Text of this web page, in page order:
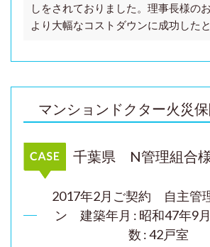
しをされておりました。理事長様の
より大幅なコストダウンに成功したと
マンションドクター火災
千葉県 N管理組合
2017年2月ご契約 自主管
ン 建築年月 : 昭和47年9
数 : 42戸室